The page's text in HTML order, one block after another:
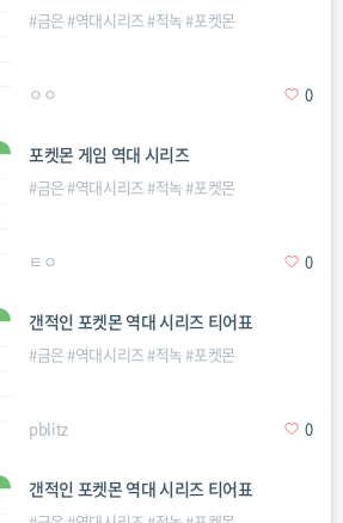
#금은#역대시리즈#적녹#포켓몬
ㅇㅇ 0
포켓몬 게임 역대 시리즈
#금은#역대시리즈#적녹#포켓몬
ㅌㅇ 0
갠적인 포켓몬 역대 시리즈 티어표
#금은#역대시리즈#적녹#포켓몬
pblitz 0
갠적인 포켓몬 역대 시리즈 티어표